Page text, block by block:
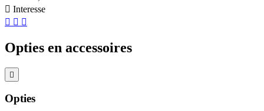
Interesse
Opties en accessoires
Opties